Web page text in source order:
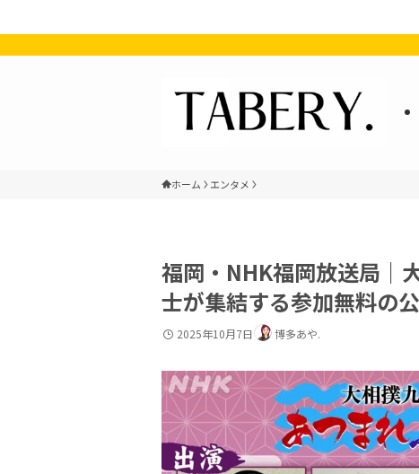
ホーム エンタメ
福岡・NHK福岡放送局｜
士が集結する参加無料の
2025年10月7日 博多あや.